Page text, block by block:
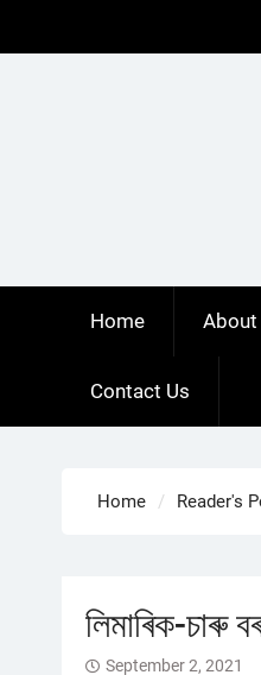
Home About
Contact Us
Home Reader's
লিমাৰিক-চাৰু
September 2, 2021